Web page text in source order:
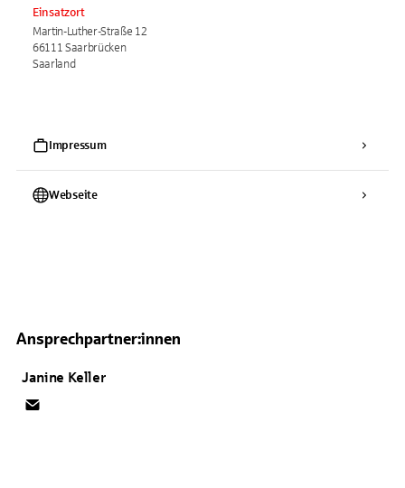
Einsatzort
Martin-Luther-Straße 12
66111 Saarbrücken
Saarland
Impressum
Webseite
Ansprechpartner:innen
Janine Keller